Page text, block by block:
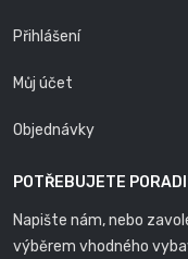
Přihlášení
Můj účet
Objednávky
POTŘEBUJETE
Napište nám, nebo
výběrem vhodného